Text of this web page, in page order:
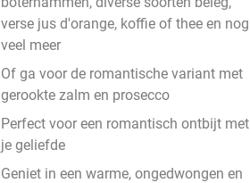
verse jus d'orange, koffie of thee en nog
veel meer
Of ga voor de romantische variant met
gerookte zalm en prosecco
Perfect voor een romantisch ontbijt met
je geliefde
Geniet in een warme, ongedwongen en